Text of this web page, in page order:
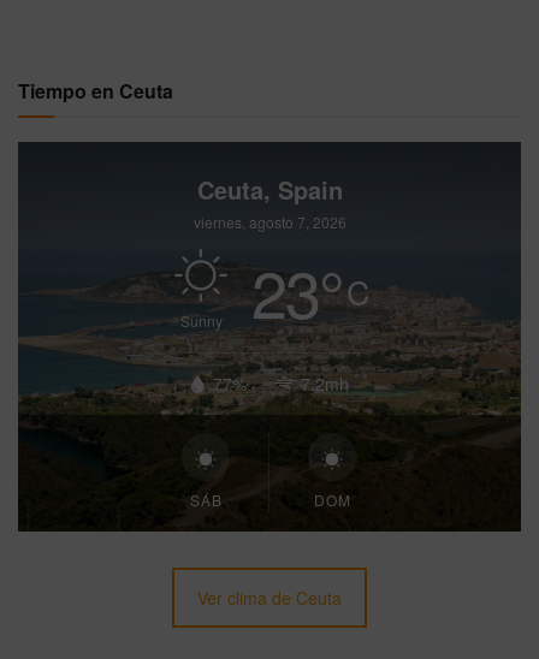
Tiempo en Ceuta
Ceuta, Spain
viernes, agosto 7, 2026
Sunny 23°C
77% 7.2mh
SÁB DOM
Ver clima de Ceuta